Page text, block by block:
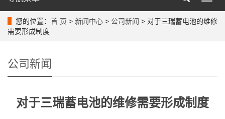
菜
您的位置： 首 页 > 新闻中心 > 公司新闻 > 对于三瑞蓄电池的维修
需要形成制度
公司新闻
对于三瑞蓄电池的维修需要形成制度